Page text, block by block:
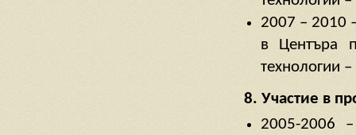
2007 – 2010
в Центъра
технологии
8. Участие в
2005-2006